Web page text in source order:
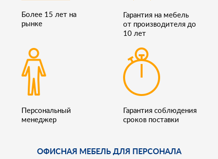
Более 15 лет на
рынке
Гарантия на мебель
от производителя до
10 лет
Персональный
менеджер
Гарантия соблюдения
сроков поставки
ОФИСНАЯ МЕБЕЛЬ ДЛЯ ПЕРСОНАЛА